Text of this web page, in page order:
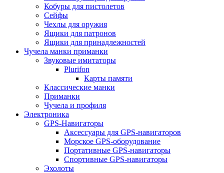
Кобуры для пистолетов
Сейфы
Чехлы для оружия
Ящики для патронов
Ящики для принадлежностей
Чучела манки приманки
Звуковые имитаторы
Plurifon
Карты памяти
Классические манки
Приманки
Чучела и профиля
Электроника
GPS-Навигаторы
Аксессуары для GPS-навигаторов
Морское GPS-оборудование
Портативные GPS-навигаторы
Спортивные GPS-навигаторы
Эхолоты